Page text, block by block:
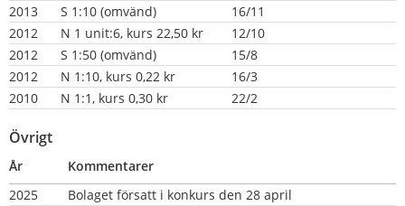
2013
S 1:10 (omvänd)
16/11
2012
N 1 unit:6, kurs 22,50 kr
12/10
2012
S 1:50 (omvänd)
15/8
2012
N 1:10, kurs 0,22 kr
16/3
2010
N 1:1, kurs 0,30 kr 22/2
Övrigt
År
Kommentarer
2025
Bolaget försatt i konkurs den 28 april